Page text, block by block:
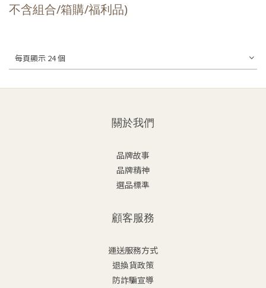
不含組合/箱購/福利品)
每頁顯示 24 個
關於我們
品牌故事
品牌精神
選品標準
顧客服務
運送服務方式
退換貨政策
防詐騙宣導